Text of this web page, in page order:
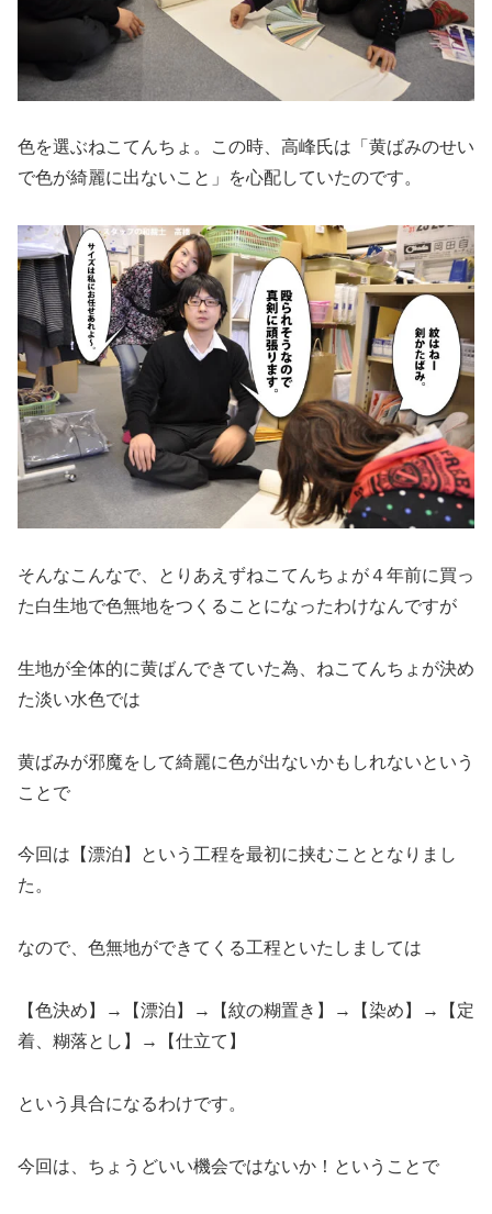
色を選ぶねこてんちょ。この時、高峰氏は「黄ばみのせい
で色が綺麗に出ないこと」を心配していたのです。
そんなこんなで、とりあえずねこてんちょが４年前に買っ
た白生地で色無地をつくることになったわけなんですが
生地が全体的に黄ばんできていた為、ねこてんちょが決め
た淡い水色では
黄ばみが邪魔をして綺麗に色が出ないかもしれないという
ことで
今回は【漂泊】という工程を最初に挟むこととなりまし
た。
なので、色無地ができてくる工程といたしましては
【色決め】→【漂泊】→【紋の糊置き】→【染め】→【定
着、糊落とし】→【仕立て】
という具合になるわけです。
今回は、ちょうどいい機会ではないか！ということで